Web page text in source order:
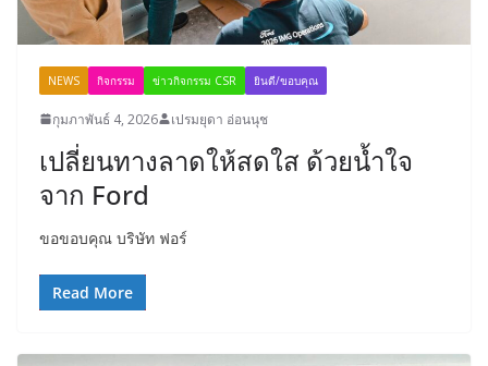
NEWS กิจกรรม ข่าวกิจกรรม CSR ยินดี/ขอบคุณ
กุมภาพันธ์ 4, 2026 เปรมยุดา อ่อนนุช
เปลี่ยนทางลาดให้สดใส ด้วยน้ำใจ
จาก Ford
ขอขอบคุณ บริษัท ฟอร์
Read More